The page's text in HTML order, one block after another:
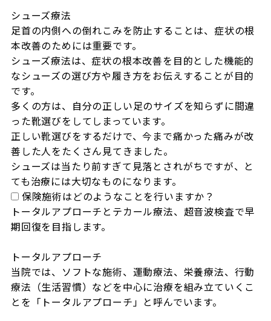
シューズ療法
足首の内側への倒れこみを防止することは、症状の根
本改善のためには重要です。
シューズ療法は、症状の根本改善を目的とした機能的
なシューズの選び方や履き方をお伝えすることが目的
です。
多くの方は、自分の正しい足のサイズを知らずに間違
った靴選びをしてしまっています。
正しい靴選びをするだけで、今まで痛かった痛みが改
善した人をたくさん見てきました。
シューズは当たり前すぎて見落とされがちですが、と
ても治療には大切なものになります。
保険施術はどのようなことを行いますか？
トータルアプローチとテカール療法、超音波検査で早
期回復を目指します。
トータルアプローチ
当院では、ソフトな施術、運動療法、栄養療法、行動
療法（生活習慣）などを中心に治療を組み立ていくこ
とを「トータルアプローチ」と呼んでいます。